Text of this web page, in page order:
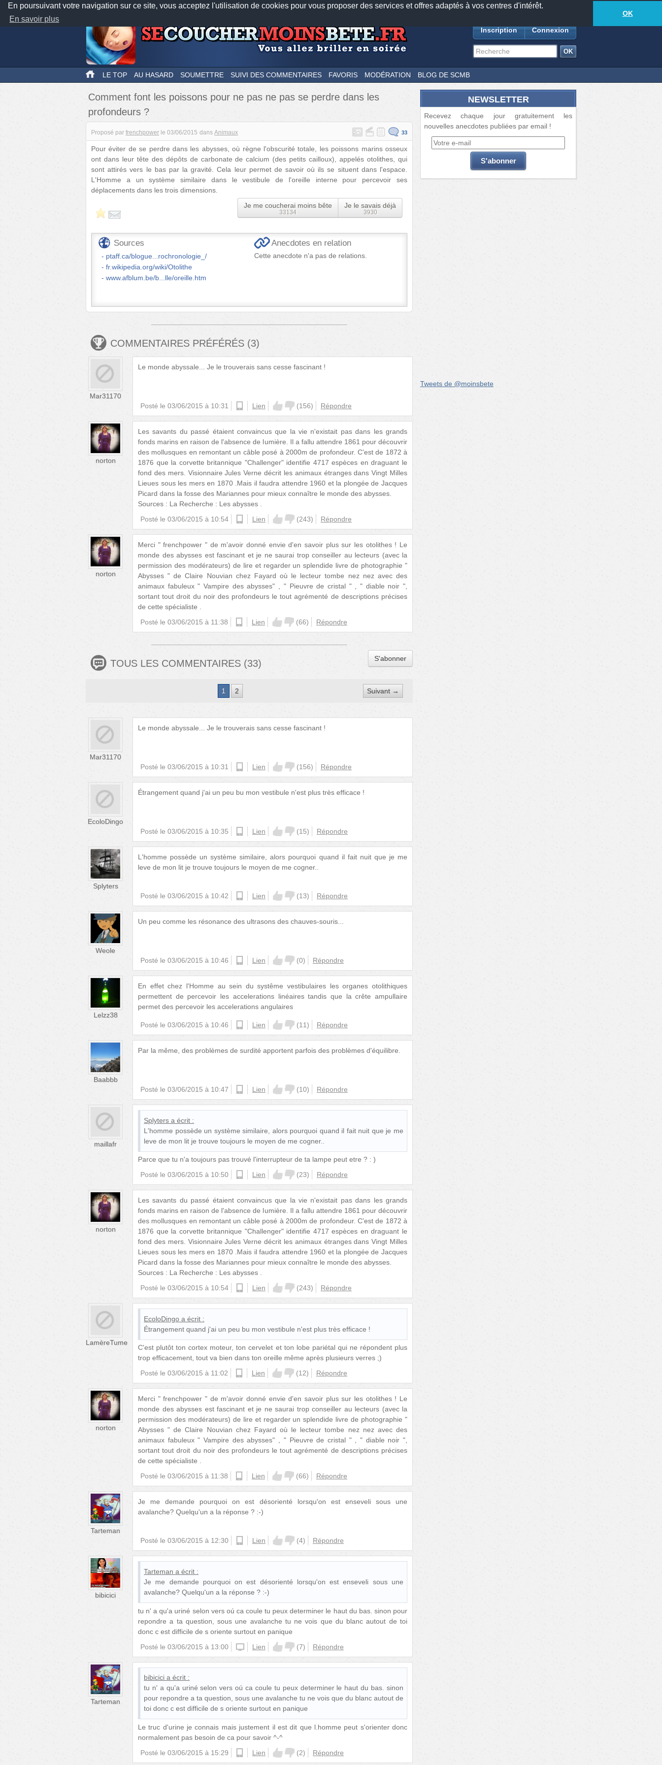
En poursuivant votre navigation sur ce site, vous acceptez l'utilisation de cookies pour vous proposer des services et offres adaptés à vos centres d'intérêt.
En savoir plus
OK
Nos applications mobiles Newsletter Facebook
TwitterFeeds18881anecdotes-408lecteurs connectés
Inscription Connexion
LE TOP AU HASARD SOUMETTRE SUIVI DES COMMENTAIRES FAVORIS MODÉRATION BLOG DE SCMB
Comment font les poissons pour ne pas ne pas se perdre dans les
profondeurs ?
Proposé par frenchpower le 03/06/2015 dans Animaux 33
Pour éviter de se perdre dans les abysses, où règne l'obscurité totale, les poissons marins osseux
ont dans leur tête des dépôts de carbonate de calcium (des petits cailloux), appelés otolithes, qui
sont attirés vers le bas par la gravité. Cela leur permet de savoir où ils se situent dans l'espace.
L'Homme a un système similaire dans le vestibule de l'oreille interne pour percevoir ses
déplacements dans les trois dimensions.
Je me coucherai moins bête
33134
Je le savais déjà
3930
Sources
ptaff.ca/blogue...rochronologie_/
fr.wikipedia.org/wiki/Otolithe
www.afblum.be/b...lle/oreille.htm
Anecdotes en relation
Cette anecdote n'a pas de relations.
COMMENTAIRES PRÉFÉRÉS (3)
Mar31170
Le monde abyssale... Je le trouverais sans cesse fascinant !
Posté le 03/06/2015 à 10:31 Lien (156) Répondre
norton
Les savants du passé étaient convaincus que la vie n'existait pas dans les grands
fonds marins en raison de l'absence de lumière. Il a fallu attendre 1861 pour découvrir
des mollusques en remontant un câble posé à 2000m de profondeur. C'est de 1872 à
1876 que la corvette britannique "Challenger" identifie 4717 espèces en draguant le
fond des mers. Visionnaire Jules Verne décrit les animaux étranges dans Vingt Milles
Lieues sous les mers en 1870 .Mais il faudra attendre 1960 et la plongée de Jacques
Picard dans la fosse des Mariannes pour mieux connaître le monde des abysses.
Sources : La Recherche : Les abysses .
Posté le 03/06/2015 à 10:54 Lien (243) Répondre
norton
Merci " frenchpower " de m'avoir donné envie d'en savoir plus sur les otolithes ! Le
monde des abysses est fascinant et je ne saurai trop conseiller au lecteurs (avec la
permission des modérateurs) de lire et regarder un splendide livre de photographie "
Abysses " de Claire Nouvian chez Fayard où le lecteur tombe nez nez avec des
animaux fabuleux " Vampire des abysses" , " Pieuvre de cristal " , " diable noir ",
sortant tout droit du noir des profondeurs le tout agrémenté de descriptions précises
de cette spécialiste .
Posté le 03/06/2015 à 11:38 Lien (66) Répondre
TOUS LES COMMENTAIRES (33) S'abonner
1 2 Suivant →
Mar31170
Le monde abyssale... Je le trouverais sans cesse fascinant !
Posté le 03/06/2015 à 10:31 Lien (156) Répondre
EcoloDingo
Étrangement quand j'ai un peu bu mon vestibule n'est plus très efficace !
Posté le 03/06/2015 à 10:35 Lien (15) Répondre
Splyters
L'homme possède un système similaire, alors pourquoi quand il fait nuit que je me
leve de mon lit je trouve toujours le moyen de me cogner..
Posté le 03/06/2015 à 10:42 Lien (13) Répondre
Weole
Un peu comme les résonance des ultrasons des chauves-souris...
Posté le 03/06/2015 à 10:46 Lien (0) Répondre
Lelzz38
En effet chez l'Homme au sein du systême vestibulaires les organes otolithiques
permettent de percevoir les accelerations linéaires tandis que la crête ampullaire
permet des percevoir les accelerations angulaires
Posté le 03/06/2015 à 10:46 Lien (11) Répondre
Baabbb
Par la même, des problèmes de surdité apportent parfois des problèmes d'équilibre.
Posté le 03/06/2015 à 10:47 androidLien (10) Répondre
maillafr
Splyters a écrit :
L'homme possède un système similaire, alors pourquoi quand il fait nuit que je me
leve de mon lit je trouve toujours le moyen de me cogner..
Parce que tu n'a toujours pas trouvé l'interrupteur de ta lampe peut etre ? : )
Posté le 03/06/2015 à 10:50 androidLien (23) Répondre
norton
Les savants du passé étaient convaincus que la vie n'existait pas dans les grands
fonds marins en raison de l'absence de lumière. Il a fallu attendre 1861 pour découvrir
des mollusques en remontant un câble posé à 2000m de profondeur. C'est de 1872 à
1876 que la corvette britannique "Challenger" identifie 4717 espèces en draguant le
fond des mers. Visionnaire Jules Verne décrit les animaux étranges dans Vingt Milles
Lieues sous les mers en 1870 .Mais il faudra attendre 1960 et la plongée de Jacques
Picard dans la fosse des Mariannes pour mieux connaître le monde des abysses.
Sources : La Recherche : Les abysses .
Posté le 03/06/2015 à 10:54 Lien (243) Répondre
LamèreTume
EcoloDingo a écrit :
Étrangement quand j'ai un peu bu mon vestibule n'est plus très efficace !
C'est plutôt ton cortex moteur, ton cervelet et ton lobe pariétal qui ne répondent plus
trop efficacement, tout va bien dans ton oreille même après plusieurs verres ;)
Posté le 03/06/2015 à 11:02 ios Lien (12) Répondre
norton
Merci " frenchpower " de m'avoir donné envie d'en savoir plus sur les otolithes ! Le
monde des abysses est fascinant et je ne saurai trop conseiller au lecteurs (avec la
permission des modérateurs) de lire et regarder un splendide livre de photographie "
Abysses " de Claire Nouvian chez Fayard où le lecteur tombe nez nez avec des
animaux fabuleux " Vampire des abysses" , " Pieuvre de cristal " , " diable noir ",
sortant tout droit du noir des profondeurs le tout agrémenté de descriptions précises
de cette spécialiste .
Posté le 03/06/2015 à 11:38 ios Lien (66) Répondre
Tarteman
Je me demande pourquoi on est désorienté lorsqu'on est enseveli sous une
avalanche? Quelqu'un a la réponse ? :-)
Posté le 03/06/2015 à 12:30 androidLien (4) Répondre
bibicici
Tarteman a écrit :
Je me demande pourquoi on est désorienté lorsqu'on est enseveli sous une
avalanche? Quelqu'un a la réponse ? :-)
tu n' a qu'a uriné selon vers oú ca coule tu peux determiner le haut du bas. sinon pour
repondre a ta question, sous une avalanche tu ne vois que du blanc autout de toi
donc c est difficile de s oriente surtout en panique
Posté le 03/06/2015 à 13:00 windowsphone
Lien (7) Répondre
Tarteman
bibicici a écrit :
tu n' a qu'a uriné selon vers oú ca coule tu peux determiner le haut du bas. sinon
pour repondre a ta question, sous une avalanche tu ne vois que du blanc autout de
toi donc c est difficile de s oriente surtout en panique
Le truc d'urine je connais mais justement il est dit que l.homme peut s'orienter donc
normalement pas besoin de ca pour savoir ^-^
Posté le 03/06/2015 à 15:29 androidLien (2) Répondre
NEWSLETTER
Recevez chaque jour gratuitement les
nouvelles anecdotes publiées par email !
Tweets de @moinsbete